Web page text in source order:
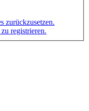
zurückzusetzen.
registrieren.